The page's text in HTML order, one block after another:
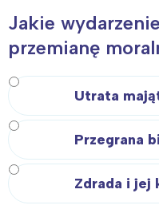
Jakie
przemianę
Utrata
Przegrana
Zdrada i jej